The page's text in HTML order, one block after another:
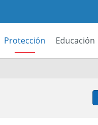
Protección Educación